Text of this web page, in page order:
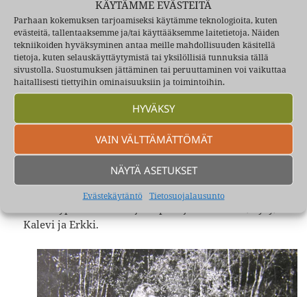
KÄYTÄMME EVÄSTEITÄ
Parhaan kokemuksen tarjoamiseksi käytämme teknologioita, kuten
evästeitä, tallentaaksemme ja/tai käyttääksemme laitetietoja. Näiden
tekniikoiden hyväksyminen antaa meille mahdollisuuden käsitellä
tietoja, kuten selauskäyttäytymistä tai yksilöllisiä tunnuksia tällä
sivustolla. Suostumuksen jättäminen tai peruuttaminen voi vaikuttaa
haitallisesti tiettyihin ominaisuuksiin ja toimintoihin.
HYVÄKSY
VAIN VÄLTTÄMÄTTÖMÄT
NÄYTÄ ASETUKSET
Evästekäytäntö Tietosuojalausunto
Kalevi ja Erkki.